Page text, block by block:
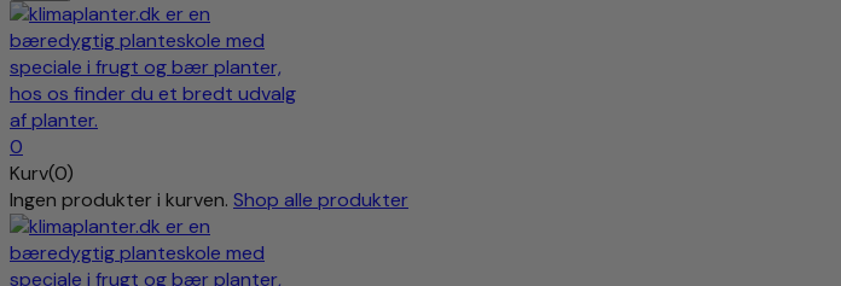
0
Kurv(0)
Ingen produkter i kurven. Shop alle produkter